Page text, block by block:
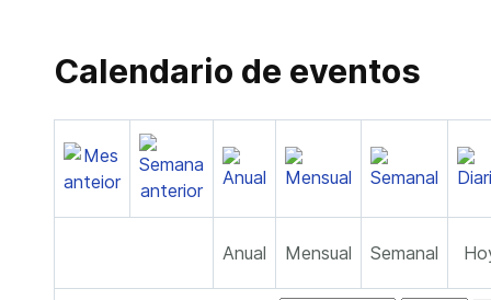
Calendario de eventos
Anual Mensual Semanal